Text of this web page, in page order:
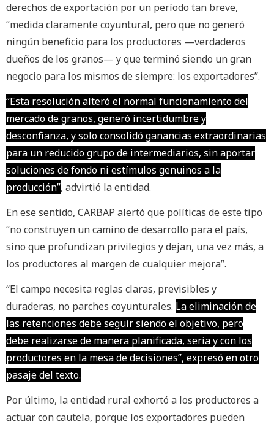
derechos de exportación por un período tan breve,
“medida claramente coyuntural, pero que no generó
ningún beneficio para los productores —verdaderos
dueños de los granos— y que terminó siendo un gran
negocio para los mismos de siempre: los exportadores”.
“Esta resolución alteró el normal funcionamiento del
mercado de granos, generó incertidumbre y
desconfianza, y solo consolidó ganancias extraordinarias
para un reducido grupo de intermediarios, sin aportar
soluciones de fondo ni estímulos genuinos a la
producción”, advirtió la entidad.
En ese sentido, CARBAP alertó que políticas de este tipo
“no construyen un camino de desarrollo para el país,
sino que profundizan privilegios y dejan, una vez más, a
los productores al margen de cualquier mejora”.
“El campo necesita reglas claras, previsibles y
duraderas, no parches coyunturales. La eliminación de
las retenciones debe seguir siendo el objetivo, pero
debe realizarse de manera planificada, seria y con los
productores en la mesa de decisiones”, expresó en otro
pasaje del texto.
Por último, la entidad rural exhortó a los productores a
actuar con cautela, porque los exportadores pueden